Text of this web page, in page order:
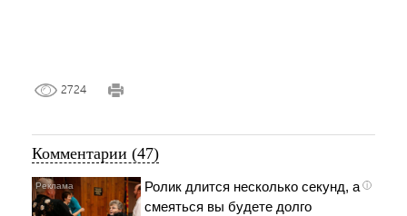
2724
Комментарии (47)
i
Ролик длится несколько секунд, а
смеяться вы будете долго